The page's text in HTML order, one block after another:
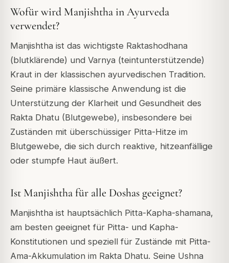
Wofür wird Manjishtha in Ayurveda
verwendet?
Manjishtha ist das wichtigste Raktashodhana
(blutklärende) und Varnya (teintunterstützende)
Kraut in der klassischen ayurvedischen Tradition.
Seine primäre klassische Anwendung ist die
Unterstützung der Klarheit und Gesundheit des
Rakta Dhatu (Blutgewebe), insbesondere bei
Zuständen mit überschüssiger Pitta-Hitze im
Blutgewebe, die sich durch reaktive, hitzeanfällige
oder stumpfe Haut äußert.
Ist Manjishtha für alle Doshas geeignet?
Manjishtha ist hauptsächlich Pitta-Kapha-shamana,
am besten geeignet für Pitta- und Kapha-
Konstitutionen und speziell für Zustände mit Pitta-
Ama-Akkumulation im Rakta Dhatu. Seine Ushna